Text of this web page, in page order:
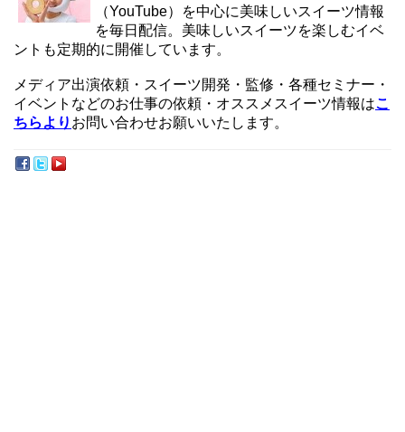
（YouTube）を中心に美味しいスイーツ情報
を毎日配信。美味しいスイーツを楽しむイベ
ントも定期的に開催しています。
メディア出演依頼・スイーツ開発・監修・各種セミナー・
イベントなどのお仕事の依頼・オススメスイーツ情報はこ
ちらより お問い合わせお願いいたします。